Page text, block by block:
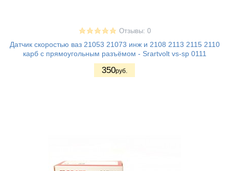
Отзывы: 0
Датчик скоростью ваз 21053 21073 инж и 2108 2113 2115 2110
карб с прямоугольным разъёмом - Srartvolt vs-sp 0111
350руб.